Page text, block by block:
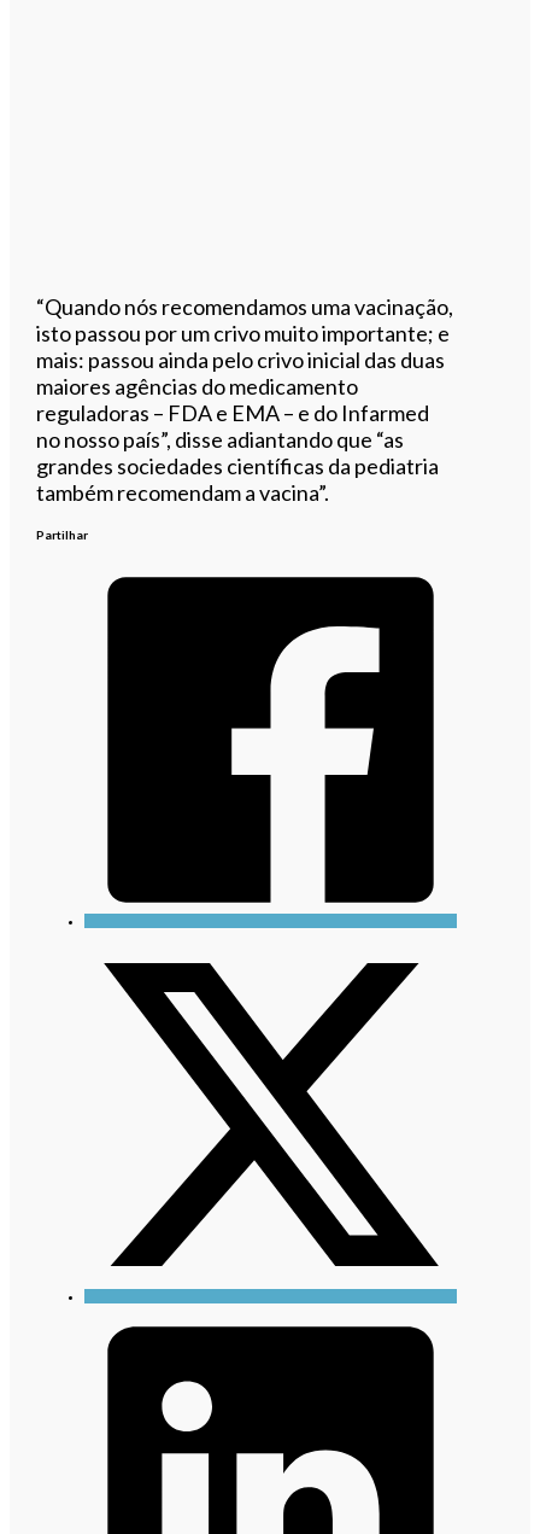
“Quando nós recomendamos uma vacinação,
isto passou por um crivo muito importante; e
mais: passou ainda pelo crivo inicial das duas
maiores agências do medicamento
reguladoras – FDA e EMA – e do Infarmed
no nosso país”, disse adiantando que “as
grandes sociedades científicas da pediatria
também recomendam a vacina”.
Partilhar